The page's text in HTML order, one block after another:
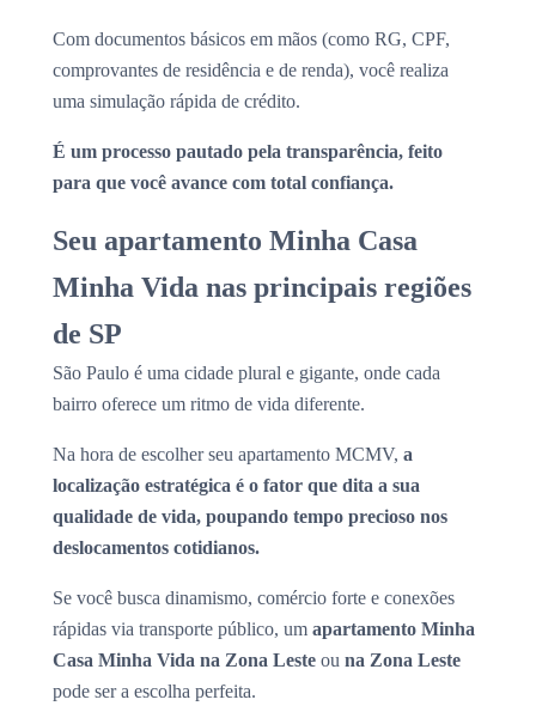
Com documentos básicos em mãos (como RG, CPF,
comprovantes de residência e de renda), você realiza
uma simulação rápida de crédito.
É um processo pautado pela transparência, feito
para que você avance com total confiança.
Seu apartamento Minha Casa
Minha Vida nas principais regiões
de SP
São Paulo é uma cidade plural e gigante, onde cada
bairro oferece um ritmo de vida diferente.
Na hora de escolher seu apartamento MCMV, a
localização estratégica é o fator que dita a sua
qualidade de vida, poupando tempo precioso nos
deslocamentos cotidianos.
Se você busca dinamismo, comércio forte e conexões
rápidas via transporte público, um apartamento Minha
Casa Minha Vida na Zona Leste ou na Zona Leste
pode ser a escolha perfeita.